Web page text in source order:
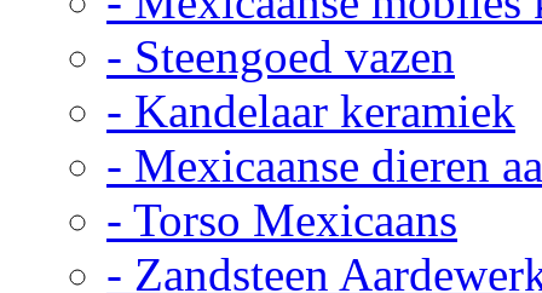
- Steengoed vazen
- Kandelaar keramiek
- Mexicaanse dieren
- Torso Mexicaans
- Zandsteen